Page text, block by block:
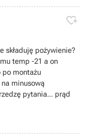

składuję pożywienie?
temp -21 a on
po montażu
minusową
pytania... prąd